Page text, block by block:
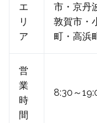
エ
リ
ア
市・京丹
敦賀市・
町・高浜
営
業
時
間
8:30～